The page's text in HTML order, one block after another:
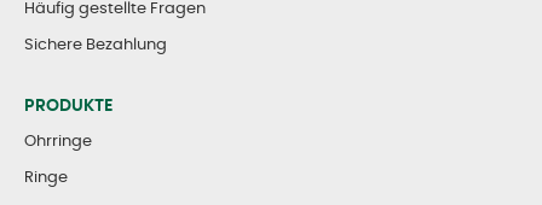
Häufig gestellte Fragen
Sichere Bezahlung
PRODUKTE
Ohrringe
Ringe